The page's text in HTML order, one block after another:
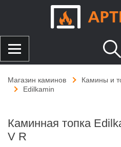
Магазин каминов Камины и
Edilkamin
Каминная топка
V R